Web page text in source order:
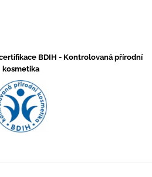
BDIH - Kontrolovaná přírodní
kosmetika